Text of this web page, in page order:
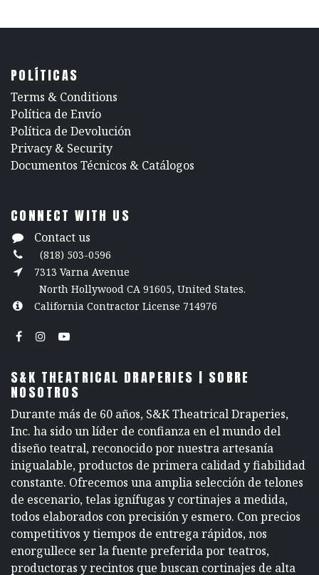
POLÍTICAS
​Terms & Conditions
Política de Envío
Política de Devolución
​Privacy & Security
​Documentos Técnicos & Catálogos
CONNECT WITH US
Contact us
(818) 503-0596
7313 Varna Avenue
North Hollywood CA 91605, United States.
California Contractor License 714976
S&K THEATRICAL DRAPERIES | SOBRE
NOSOTROS
Durante más de 60 años, S&K Theatrical Draperies,
Inc. ha sido un líder de confianza en el mundo del
diseño teatral, reconocido por nuestra artesanía
inigualable, productos de primera calidad y fiabilidad
constante. Ofrecemos una amplia selección de telones
de escenario, telas ignífugas y cortinajes a medida,
todos elaborados con precisión y esmero. Con precios
competitivos y tiempos de entrega rápidos, nos
enorgullece ser la fuente preferida por teatros,
productoras y recintos que buscan cortinajes de alta